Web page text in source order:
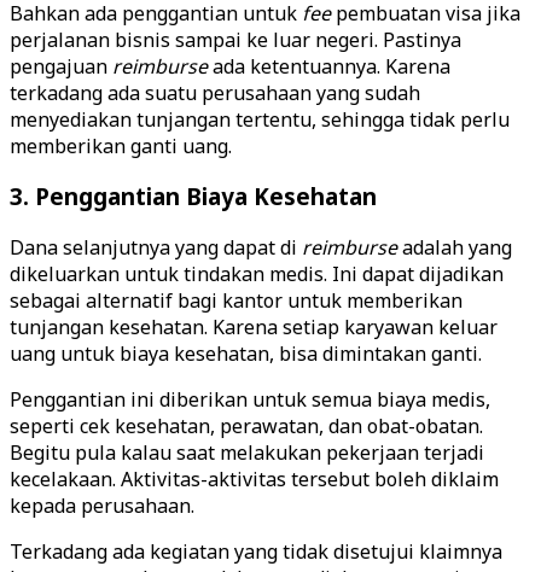
Bahkan ada penggantian untuk feepembuatan visa jika
perjalanan bisnis sampai ke luar negeri. Pastinya
pengajuan reimburseada ketentuannya. Karena
terkadang ada suatu perusahaan yang sudah
menyediakan tunjangan tertentu, sehingga tidak perlu
memberikan ganti uang.
3. Penggantian Biaya Kesehatan
Dana selanjutnya yang dapat di reimburseadalah yang
dikeluarkan untuk tindakan medis. Ini dapat dijadikan
sebagai alternatif bagi kantor untuk memberikan
tunjangan kesehatan. Karena setiap karyawan keluar
uang untuk biaya kesehatan, bisa dimintakan ganti.
Penggantian ini diberikan untuk semua biaya medis,
seperti cek kesehatan, perawatan, dan obat-obatan.
Begitu pula kalau saat melakukan pekerjaan terjadi
kecelakaan. Aktivitas-aktivitas tersebut boleh diklaim
kepada perusahaan.
Terkadang ada kegiatan yang tidak disetujui klaimnya